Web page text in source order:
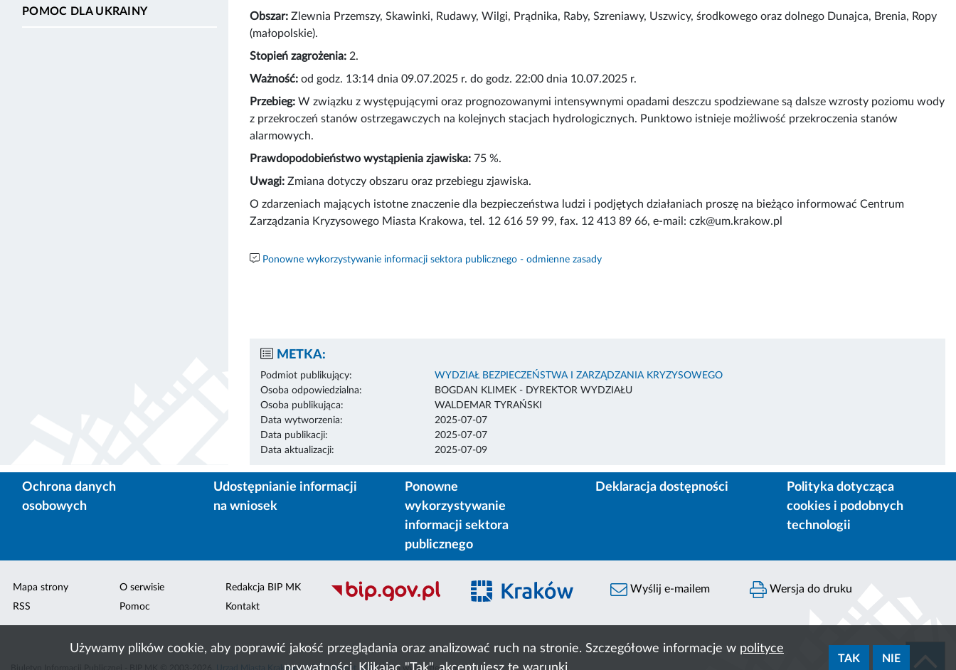
Używamy plików cookie, aby poprawić jakość przeglądania oraz analizować ruch na stronie. Szczegółowe informacje w polityce
TAK NIE
POMOC DLA UKRAINY
Obszar: Zlewnia Przemszy, Skawinki, Rudawy, Wilgi, Prądnika, Raby, Szreniawy, Uszwicy, środkowego oraz dolnego Dunajca, Brenia, Ropy
(małopolskie).
Stopień zagrożenia: 2.
Ważność: od godz. 13:14 dnia 09.07.2025 r. do godz. 22:00 dnia 10.07.2025 r.
Przebieg: W związku z występującymi oraz prognozowanymi intensywnymi opadami deszczu spodziewane są dalsze wzrosty poziomu wody
z przekroczeń stanów ostrzegawczych na kolejnych stacjach hydrologicznych. Punktowo istnieje możliwość przekroczenia stanów
alarmowych.
Prawdopodobieństwo wystąpienia zjawiska: 75 %.
Uwagi: Zmiana dotyczy obszaru oraz przebiegu zjawiska.
O zdarzeniach mających istotne znaczenie dla bezpieczeństwa ludzi i podjętych działaniach proszę na bieżąco informować Centrum
Zarządzania Kryzysowego Miasta Krakowa, tel. 12 616 59 99, fax. 12 413 89 66, e-mail: czk@um.krakow.pl
Ponowne wykorzystywanie informacji sektora publicznego - odmienne zasady
METKA:
Podmiot publikujący:
WYDZIAŁ BEZPIECZEŃSTWA I ZARZĄDZANIA KRYZYSOWEGO
Osoba odpowiedzialna:
BOGDAN KLIMEK - DYREKTOR WYDZIAŁU
Osoba publikująca:
WALDEMAR TYRAŃSKI
Data wytworzenia:
2025-07-07
Data publikacji:
2025-07-07
Data aktualizacji:
2025-07-09
Ochrona danych
osobowych
Udostępnianie informacji
na wniosek
Ponowne
wykorzystywanie
informacji sektora
publicznego
Deklaracja dostępności
Polityka dotycząca
cookies i podobnych
technologii
Mapa strony
RSS
O serwisie
Pomoc
Redakcja BIP MK
Kontakt
Wyślij e-mailem Wersja do druku
Urząd Miasta Krakowa,ACK Cyfronet AGHliczba wyświetleń:492